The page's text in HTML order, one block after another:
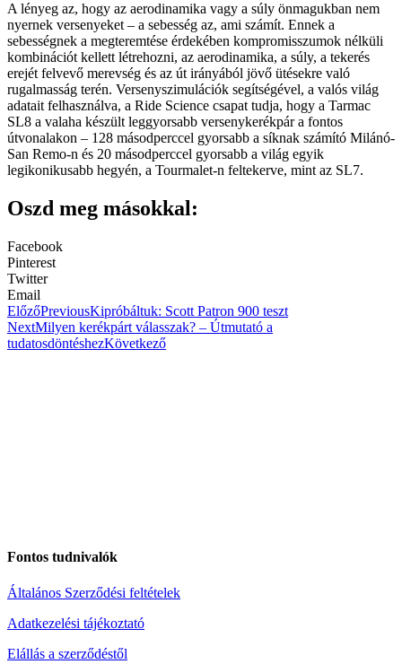
A lényeg az, hogy az aerodinamika vagy a súly önmagukban nem
nyernek versenyeket – a sebesség az, ami számít. Ennek a
sebességnek a megteremtése érdekében kompromisszumok nélküli
kombinációt kellett létrehozni, az aerodinamika, a súly, a tekerés
erejét felvevő merevség és az út irányából jövő ütésekre való
rugalmasság terén. Versenyszimulációk segítségével, a valós világ
adatait felhasználva, a Ride Science csapat tudja, hogy a Tarmac
SL8 a valaha készült leggyorsabb versenykerékpár a fontos
útvonalakon – 128 másodperccel gyorsabb a síknak számító Milánó-
San Remo-n és 20 másodperccel gyorsabb a világ egyik
legikonikusabb hegyén, a Tourmalet-n feltekerve, mint az SL7.
Oszd meg másokkal:
Facebook
Pinterest
Twitter
Email
ElőzőPreviousKipróbáltuk: Scott Patron 900 teszt
NextMilyen kerékpárt válasszak? – Útmutató a
tudatosdöntéshezKövetkező
Fontos tudnivalók
Általános Szerződési feltételek
Adatkezelési tájékoztató
Elállás a szerződéstől